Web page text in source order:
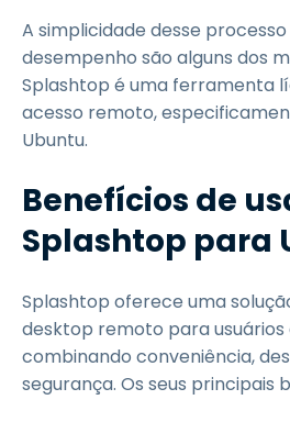
A simplicidade desse
desempenho são alguns dos
Splashtop é uma ferramenta
acesso remoto,
Ubuntu.
Benefícios de
Splashtop para
Splashtop oferece uma
desktop remoto para usuários
combinando conveniência,
segurança. Os seus principais